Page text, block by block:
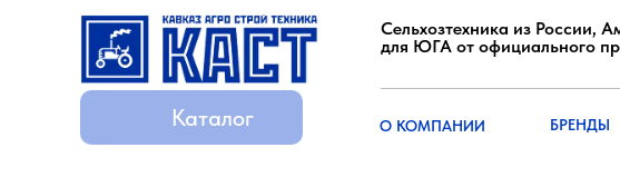
Сельхозтехника из России,
для ЮГА от официального
Каталог БРЕНДЫ
О КОМПАНИИ
О КОМПАНИИ БРЭНДЫ
Каталог